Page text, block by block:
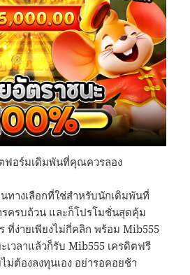
ฟอร์มเดิมพันที่คุณควรลอง
นทางเลือกที่ใช่สำหรับนักเดิมพันที่
ครบถ้วน และก็โปรโมชั่นสุดคุ้ม
ที่ง่ายเพียงไม่กี่คลิก พร้อม Mib555
เวลาแล้วก็รับ Mib555 เครดิตฟรี
ม่ต้องลงทุนเอง อย่ารอคอยช้า